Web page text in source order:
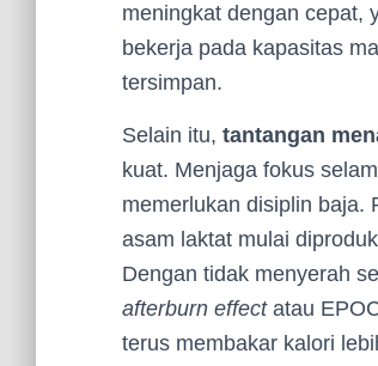
meningkat dengan cepat,
bekerja pada kapasitas
tersimpan.
Selain itu, tantangan
kuat. Menjaga fokus
memerlukan disiplin baja.
asam laktat mulai
Dengan tidak menyerah
afterburn effectatau
terus membakar kalori